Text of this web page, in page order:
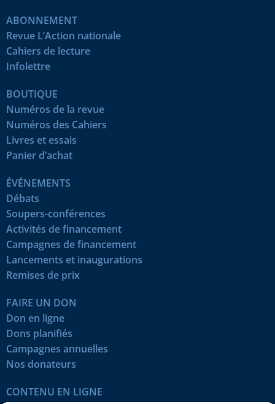
ABONNEMENT
Revue L’Action nationale
Cahiers de lecture
Infolettre
BOUTIQUE
Numéros de la revue
Numéros des Cahiers
Livres et essais
Panier d’achat
ÉVÉNEMENTS
Débats
Soupers-conférences
Activités de financement
Campagnes de financement
Lancements et inaugurations
Remises de prix
FAIRE UN DON
Don en ligne
Dons planifiés
Campagnes annuelles
Nos donateurs
CONTENU EN LIGNE